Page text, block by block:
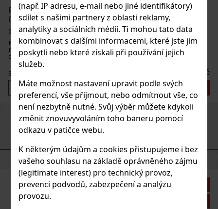
(např. IP adresu, e-mail nebo jiné identifikátory)
sdílet s našimi partnery z oblasti reklamy,
analytiky a sociálních médií. Ti mohou tato data
kombinovat s dalšími informacemi, které jste jim
poskytli nebo které získali při používání jejich
služeb.
Máte možnost nastavení upravit podle svých
preferencí, vše přijmout, nebo odmítnout vše, co
není nezbytně nutné. Svůj výběr můžete kdykoli
změnit znovuvyvoláním toho baneru pomocí
odkazu v patičce webu.
K některým údajům a cookies přistupujeme i bez
vašeho souhlasu na základě oprávněného zájmu
(legitimate interest) pro technický provoz,
prevenci podvodů, zabezpečení a analýzu
provozu.
gin s
42 Kč
PreviousNext
DOPORUČENÉ PRODUKTY
21%
Akce